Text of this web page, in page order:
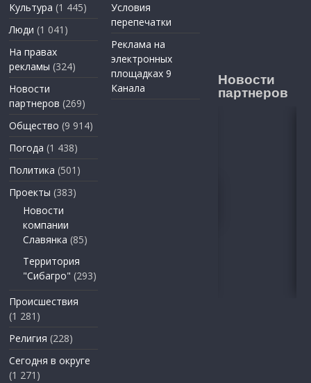
Культура (1 445)
Люди (1 041)
На правах
рекламы (324)
Новости
партнеров (269)
Общество (9 914)
Погода (1 438)
Политика (501)
Проекты (383)
Новости
компании
Славянка (85)
Территория
"Сибагро" (293)
Происшествия
(1 281)
Религия (228)
Сегодня в округе
(1 271)
Условия
перепечатки
Реклама на
электронных
площадках 9
Канала
Новости
партнеров